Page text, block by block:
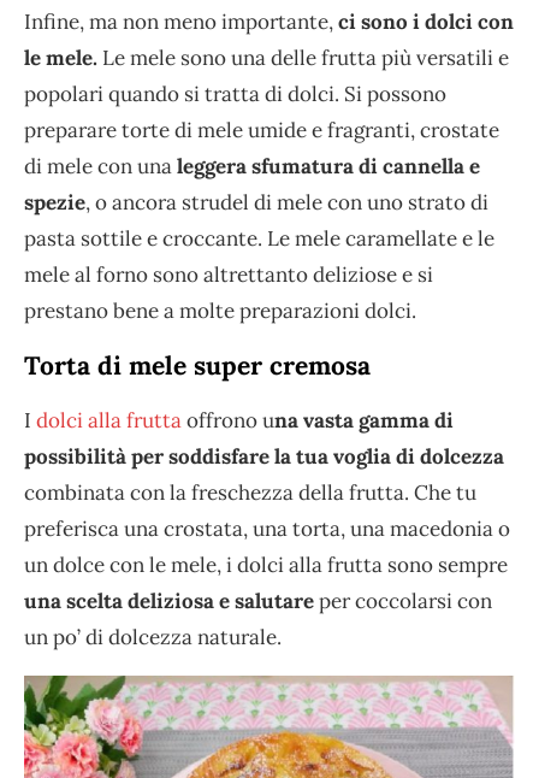
Infine, ma non meno importante,ci sono i dolci con
le mele. Le mele sono una delle frutta più versatili e
popolari quando si tratta di dolci. Si possono
preparare torte di mele umide e fragranti, crostate
di mele con unaleggera sfumatura di cannella e
spezie, o ancora strudel di mele con uno strato di
pasta sottile e croccante. Le mele caramellate e le
mele al forno sono altrettanto deliziose e si
prestano bene a molte preparazioni dolci.
Torta di mele super cremosa
I dolci alla fruttaoffrono una vasta gamma di
possibilità per soddisfare la tua voglia di dolcezza
combinata con la freschezza della frutta. Che tu
preferisca una crostata, una torta, una macedonia o
un dolce con le mele, i dolci alla frutta sono sempre
una scelta deliziosa e salutareper coccolarsi con
un po’ di dolcezza naturale.